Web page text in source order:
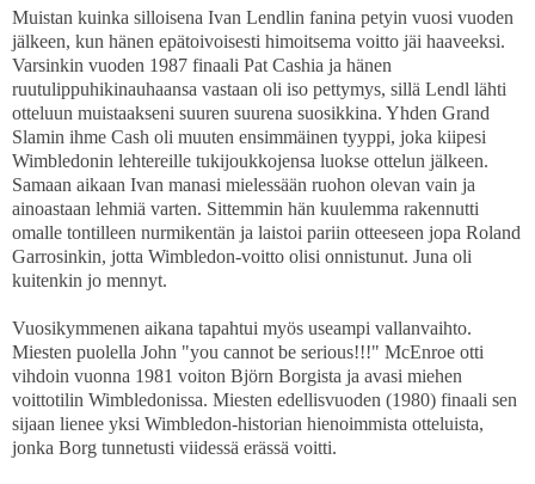
Muistan kuinka silloisena Ivan Lendlin fanina petyin vuosi vuoden
jälkeen, kun hänen epätoivoisesti himoitsema voitto jäi haaveeksi.
Varsinkin vuoden 1987 finaali Pat Cashia ja hänen
ruutulippuhikinauhaansa vastaan oli iso pettymys, sillä Lendl lähti
otteluun muistaakseni suuren suurena suosikkina. Yhden Grand
Slamin ihme Cash oli muuten ensimmäinen tyyppi, joka kiipesi
Wimbledonin lehtereille tukijoukkojensa luokse ottelun jälkeen.
Samaan aikaan Ivan manasi mielessään ruohon olevan vain ja
ainoastaan lehmiä varten. Sittemmin hän kuulemma rakennutti
omalle tontilleen nurmikentän ja laistoi pariin otteeseen jopa Roland
Garrosinkin, jotta Wimbledon-voitto olisi onnistunut. Juna oli
kuitenkin jo mennyt.
Vuosikymmenen aikana tapahtui myös useampi vallanvaihto.
Miesten puolella John "you cannot be serious!!!" McEnroe otti
vihdoin vuonna 1981 voiton Björn Borgista ja avasi miehen
voittotilin Wimbledonissa. Miesten edellisvuoden (1980) finaali sen
sijaan lienee yksi Wimbledon-historian hienoimmista otteluista,
jonka Borg tunnetusti viidessä erässä voitti.